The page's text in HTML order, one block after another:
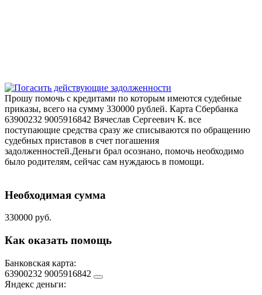
Прошу помочь с кредитами по которым имеются судебные
приказы, всего на сумму 330000 рублей. Карта Сбербанка
63900232 9005916842 Вячеслав Сергеевич К. все
поступающие средства сразу же списываются по обращению
судебных приставов в счет погашения
задолженностей.Деньги брал осознано, помочь необходимо
было родителям, сейчас сам нуждаюсь в помощи.
Необходимая сумма
330000 руб.
Как оказать помощь
Банковская карта:
63900232 9005916842
Яндекс деньги: